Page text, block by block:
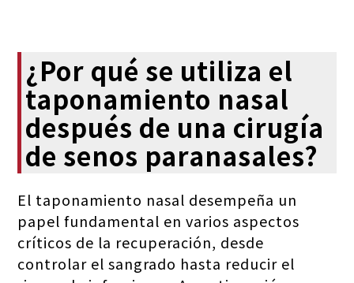
¿Por qué se utiliza el
taponamiento nasal
después de una cirugía
de senos paranasales?
El taponamiento nasal desempeña un
papel fundamental en varios aspectos
críticos de la recuperación, desde
controlar el sangrado hasta reducir el